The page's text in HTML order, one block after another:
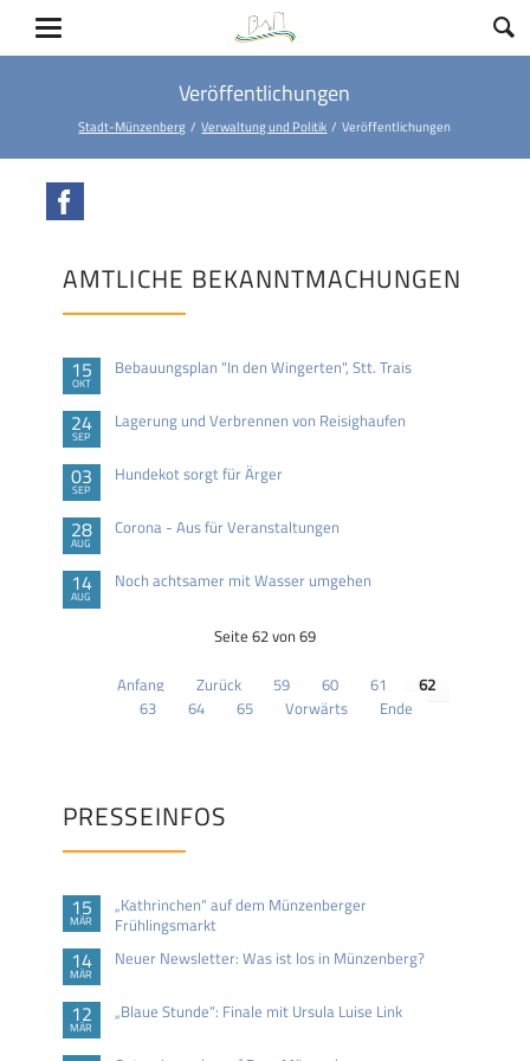
Veröffentlichungen
Stadt-Münzenberg Verwaltung und Politik Veröffentlichungen
AMTLICHE BEKANNTMACHUNGEN
15
OKT
Bebauungsplan "In den Wingerten", Stt. Trais
24
SEP
Lagerung und Verbrennen von Reisighaufen
03
SEP
Hundekot sorgt für Ärger
28
AUG
Corona - Aus für Veranstaltungen
14
AUG
Noch achtsamer mit Wasser umgehen
Seite 62 von 69
Anfang Zurück 59 60 61
62
63
64 65 Vorwärts Ende
PRESSEINFOS
15
MÄR
„Kathrinchen“ auf dem Münzenberger
Frühlingsmarkt
14
MÄR
Neuer Newsletter: Was ist los in Münzenberg?
12
MÄR
„Blaue Stunde“: Finale mit Ursula Luise Link